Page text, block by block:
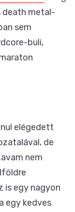
death metal-
sem
buli,
elégedett
de
nem
is egy nagyon
egy kedves